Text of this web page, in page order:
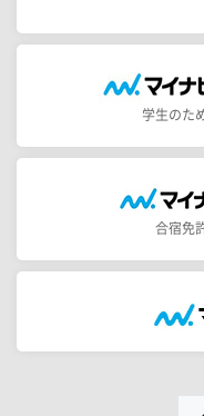
学生のた
合宿免